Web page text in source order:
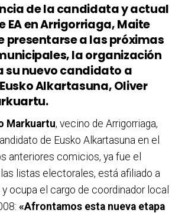
de la candidata y actual
EA en Arrigorriaga, Maite
presentarse a las próximas
la organización
su nuevo candidato a
Alkartasuna, Oliver
Markuartu, vecino de Arrigorriaga,
de Eusko Alkartasuna en el
anteriores comicios, ya fue el
listas electorales, está afiliado a
ocupa el cargo de coordinador local
«Afrontamos esta nueva etapa